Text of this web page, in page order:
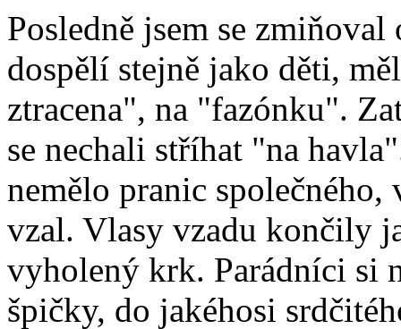
Posledně jsem se
dospělí stejně jako děti,
ztracena", na "fazónku".
se nechali stříhat "na
nemělo pranic společného,
vzal. Vlasy vzadu končily
vyholený krk. Parádníci si
špičky, do jakéhosi